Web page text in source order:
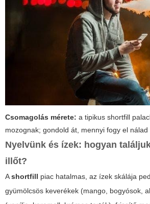
Csomagolás mérete: a tipikus shortfill
mozognak; gondold át, mennyi fogy el
Nyelvünk és ízek: hogyan
illőt?
Ashortfill piac hatalmas, az ízek skálája
gyümölcsös keverékek (mango, bogyósok,